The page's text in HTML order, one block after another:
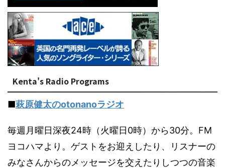
Kenta's Radio Programs
■萩原健太のotonanoラジオ
毎週月曜日深夜24時（火曜日0時）から30分。FM
ヨコハマより。ゲストをお迎えしたり、リスナーの
みなさんからのメッセージを交えたりしつつの音楽